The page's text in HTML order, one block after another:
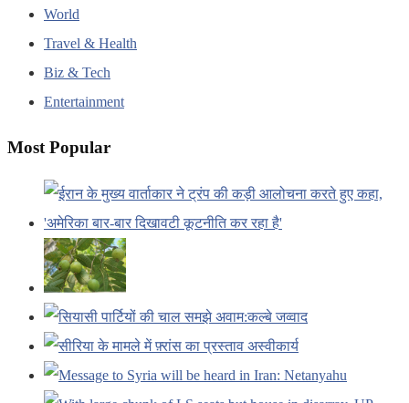
World
Travel & Health
Biz & Tech
Entertainment
Most Popular